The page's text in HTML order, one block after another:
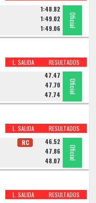
1:48.82
Oficial
1:49.02 Oficial
1:49.06
Oficial
L. SALIDA RESULTADOS
47.47
Oficial
47.70 Oficial
47.74
Oficial
L. SALIDA RESULTADOS
46.52
RC
Oficial
47.86 Oficial
48.07
Oficial
L. SALIDA RESULTADOS